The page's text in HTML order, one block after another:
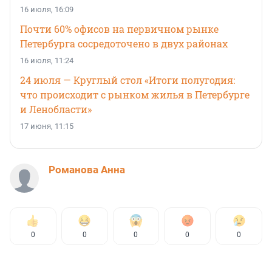
16 июля, 16:09
Почти 60% офисов на первичном рынке
Петербурга сосредоточено в двух районах
16 июля, 11:24
24 июля — Круглый стол «Итоги полугодия:
что происходит с рынком жилья в Петербурге
и Ленобласти»
17 июня, 11:15
Романова Анна
0 0 0 0 0